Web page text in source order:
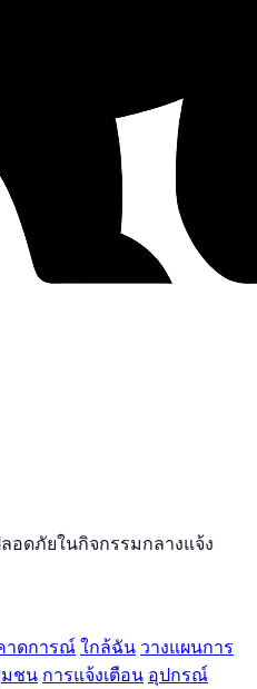
ดภัยในกิจกรรมกลางแจ้ง
าดการณ์ใกล้ฉัน วางแผนการ
ชน การแจ้งเตือน อุปกรณ์